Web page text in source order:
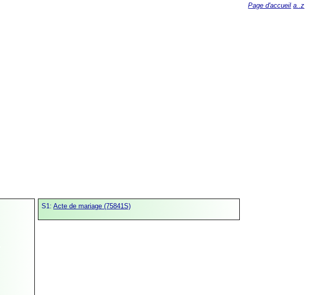
S1: Acte de mariage (75841S)
Page d'accueil a..z